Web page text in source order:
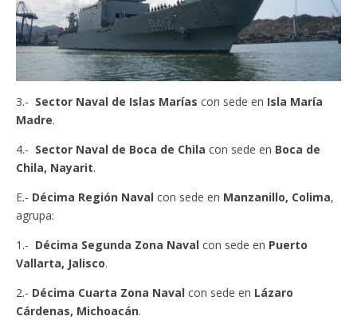
3.- Sector Naval de Islas Marías con sede en Isla María
Madre.
4.- Sector Naval de Boca de Chila con sede en Boca de
Chila, Nayarit.
E.- Décima Región Naval con sede en Manzanillo, Colima,
agrupa:
1.- Décima Segunda Zona Naval con sede en Puerto
Vallarta, Jalisco.
2.- Décima Cuarta Zona Naval con sede en Lázaro
Cárdenas, Michoacán.